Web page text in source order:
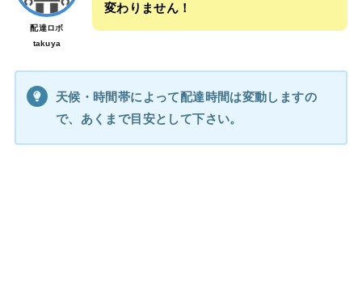
配達ロボ
takuya
変わりません！
天候・時間帯によって配達時間は変動しますの
で、あくまで目安として下さい。